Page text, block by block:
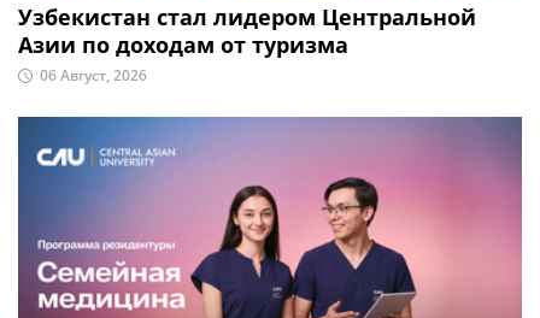
Узбекистан стал лидером Центральной
Азии по доходам от туризма
06 Август, 2026